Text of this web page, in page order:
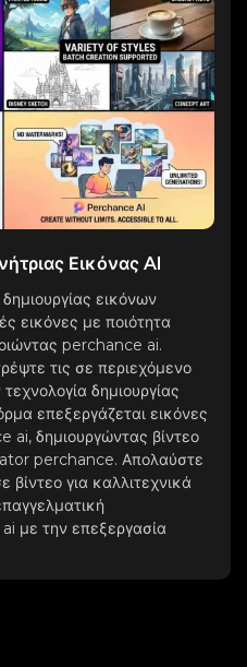
Εικόνας AI
εικόνων
εικόνες με ποιότητα
perchance ai.
τις σε περιεχόμενο
δημιουργίας
επεξεργάζεται εικόνες
ai, δημιουργώντας βίντεο
perchance. Απολαύστε
για καλλιτεχνικά
με την επεξεργασία